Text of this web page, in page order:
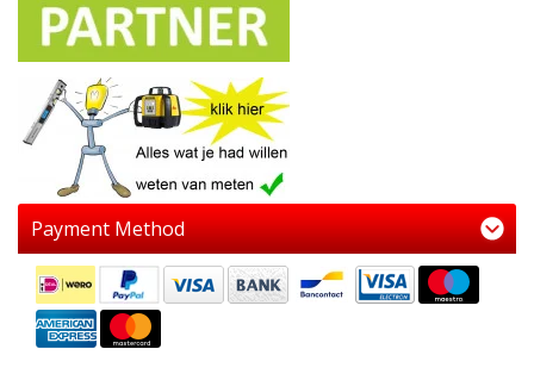
Payment Method